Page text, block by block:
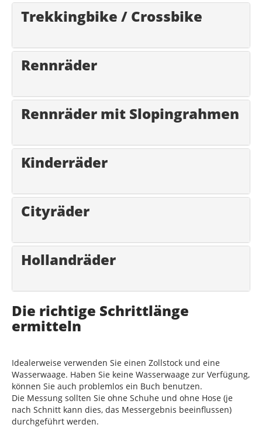
Trekkingbike / Crossbike
Rennräder
Rennräder mit Slopingrahmen
Kinderräder
Cityräder
Hollandräder
Die richtige Schrittlänge
ermitteln
Idealerweise verwenden Sie einen Zollstock und eine
Wasserwaage. Haben Sie keine Wasserwaage zur Verfügung,
können Sie auch problemlos ein Buch benutzen.
Die Messung sollten Sie ohne Schuhe und ohne Hose (je
nach Schnitt kann dies, das Messergebnis beeinflussen)
durchgeführt werden.